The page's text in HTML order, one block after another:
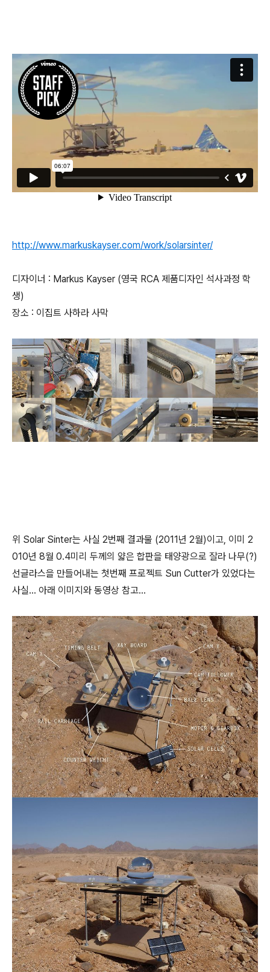
http://www.markuskayser.com/work/solarsinter/
디자이너 : Markus Kayser (영국 RCA 제품디자인 석사과정 학
생)
장소 : 이집트 사하라 사막
위 Solar Sinter는 사실 2번째 결과물 (2011년 2월)이고, 이미 2
010년 8월 0.4미리 두께의 얇은 합판을 태양광으로 잘라 나무(?)
선글라스을 만들어내는 첫번째 프로젝트 Sun Cutter가 있었다는
사실... 아래 이미지와 동영상 참고...